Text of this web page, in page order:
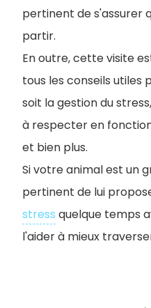
pertinent de s'assurer
partir.
En outre, cette visite
tous les conseils utiles
soit la gestion du
à respecter en
et bien plus.
Si votre animal est un
pertinent de lui
stress quelque temps
l'aider à mieux